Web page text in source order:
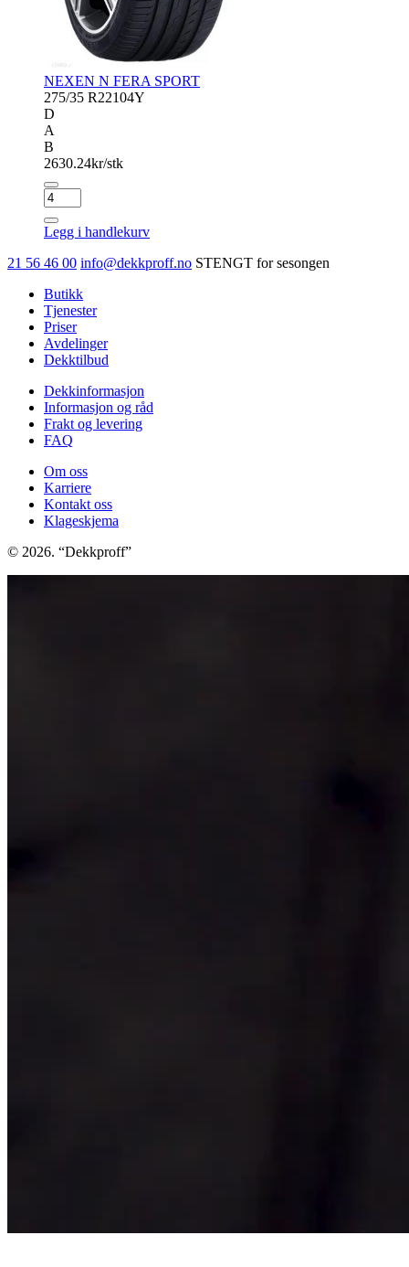
NEXEN N FERA SPORT
275/35 R22104Y
D
A
B
2630.24kr/stk
NEXEN
N
FERA
SPORT
antall
Legg i handlekurv
21 56 46 00 info@dekkproff.no STENGT for sesongen
Butikk
Tjenester
Priser
Avdelinger
Dekktilbud
Dekkinformasjon
Informasjon og råd
Frakt og levering
FAQ
Om oss
Karriere
Kontakt oss
Klageskjema
© 2026. “Dekkproff”